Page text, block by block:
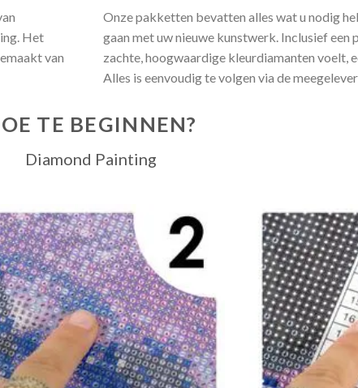
Het
van
Onze pakketten bevatten alles wat u nodig
gaan met uw nieuwe kunstwerk. Inclusief een
zachte, hoogwaardige kleurdiamanten voelt,
Alles is eenvoudig te volgen via de
TE BEGINNEN?
Diamond Painting